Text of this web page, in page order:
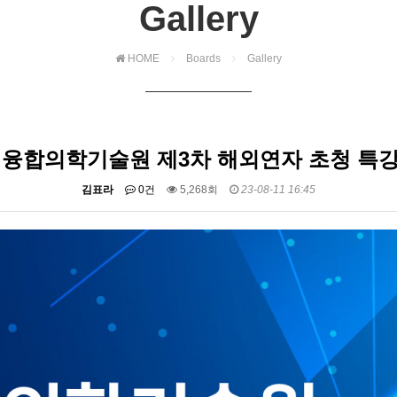
Gallery
HOME Boards Gallery
합의학기술원 제3차 해외연자 초청 특
김표라 0건 5,268회 23-08-11 16:45